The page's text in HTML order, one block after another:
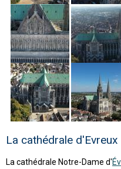
La cathédrale d'Evreux
La cathédrale Notre-Dame d'